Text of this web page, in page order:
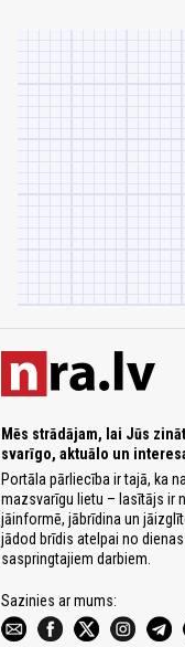
Mēs strādājam, lai Jūs
svarīgo, aktuālo un
Portāla pārliecība ir tajā, ka
mazsvarīgu lietu – lasītājs ir
jāinformē, jābrīdina un
jādod brīdis atelpai no dienas
saspringtajiem darbiem.
Sazinies ar mums: